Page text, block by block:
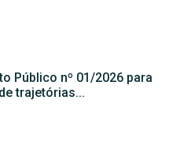
Público nº 01/2026 para
trajetórias...